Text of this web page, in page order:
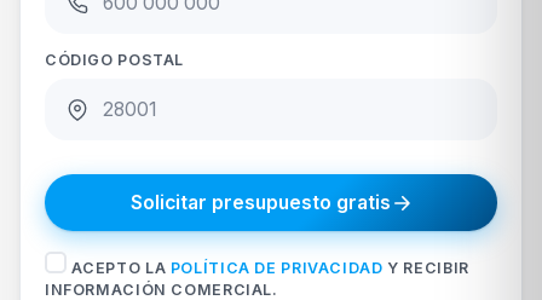
CÓDIGO POSTAL
Solicitar presupuesto gratis
ACEPTO LA POLÍTICA DE PRIVACIDAD Y RECIBIR
INFORMACIÓN COMERCIAL.